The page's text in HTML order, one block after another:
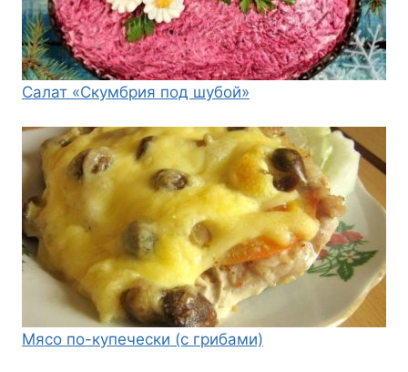
Салат «Скумбрия под шубой»
Мясо по-купечески (с грибами)